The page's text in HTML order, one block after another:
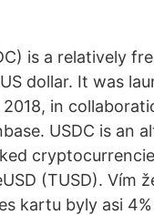
is a relatively
dollar. It was
in
USDC is an
(TUSD). Vím
kartu byly asi